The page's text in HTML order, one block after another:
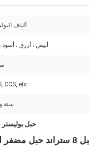
ألياف
أبيض ، أزرق ، أسود
CCS, etc.
سنة
حبل بوليستر